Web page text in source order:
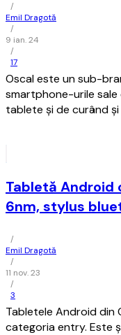
/
Emil Dragotă
/
9 ian. 24
/
17
Oscal este un sub-
smartphone-urile sale
tablete și de curând
Tabletă Android
6nm, stylus
/
Emil Dragotă
/
11 nov. 23
/
3
Tabletele Android din
categoria entry. Este